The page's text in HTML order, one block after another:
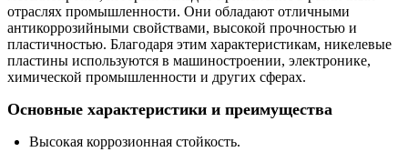
отраслях промышленности. Они обладают отличными
антикоррозийными свойствами, высокой прочностью и
пластичностью. Благодаря этим характеристикам, никелевые
пластины используются в машиностроении, электронике,
химической промышленности и других сферах.
Основные характеристики и преимущества
Высокая коррозионная стойкость.